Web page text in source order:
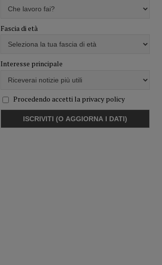
Fascia di età
Interesse principale
Procedendo accetti la privacy policy